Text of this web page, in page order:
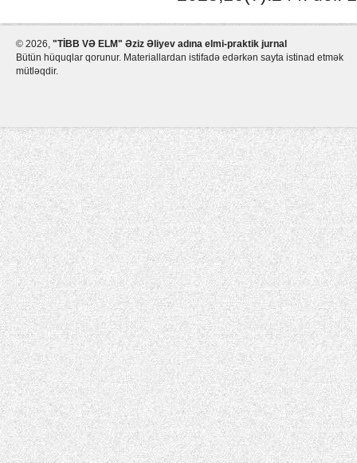
© 2026, "TİBB VƏ ELM" Əziz Əliyev adına elmi-praktik jurnal
Bütün hüquqlar qorunur. Materiallardan istifadə edərkən sayta istinad etmək
mütləqdir.